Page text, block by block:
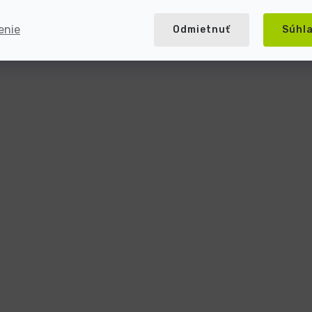
Odmietnuť